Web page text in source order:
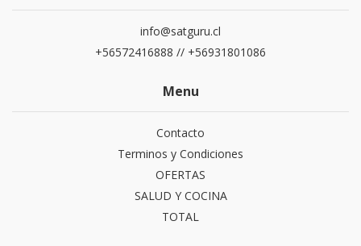
info@satguru.cl
+56572416888 // +56931801086
Menu
Contacto
Terminos y Condiciones
OFERTAS
SALUD Y COCINA
TOTAL